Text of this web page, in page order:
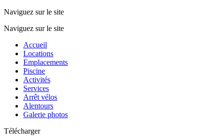
Naviguez sur le site
Naviguez sur le site
Accueil
Locations
Emplacements
Piscine
Activités
Services
Arrêt vélos
Alentours
Galerie photos
Télécharger